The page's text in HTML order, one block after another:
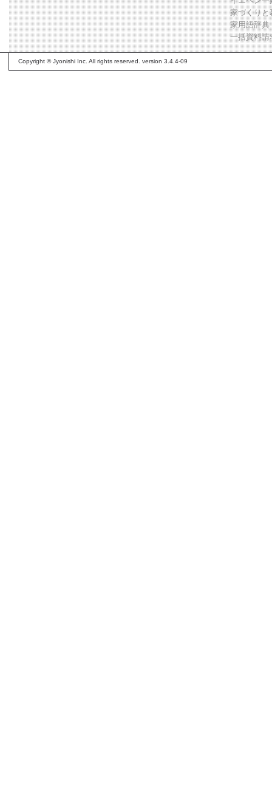
家づくりと
家用語辞典
一括資料請
Copyright © Jyonishi Inc. All rights reserved. version 3.4.4-09